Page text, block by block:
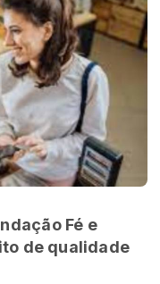
Fé e
de qualidade